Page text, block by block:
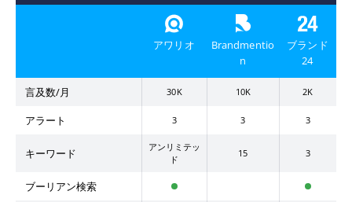
アワリオ
Brandmentio
n
ブランド
24
言及数/月 30K 10K 2K
アラート 3 3 3
キーワード
アンリミテッ
ド
15 3
ブーリアン検索